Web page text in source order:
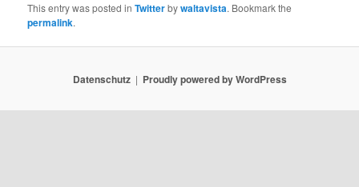
This entry was posted inTwitterbywaltavista. Bookmark the
permalink.
Datenschutz Proudly powered by WordPress